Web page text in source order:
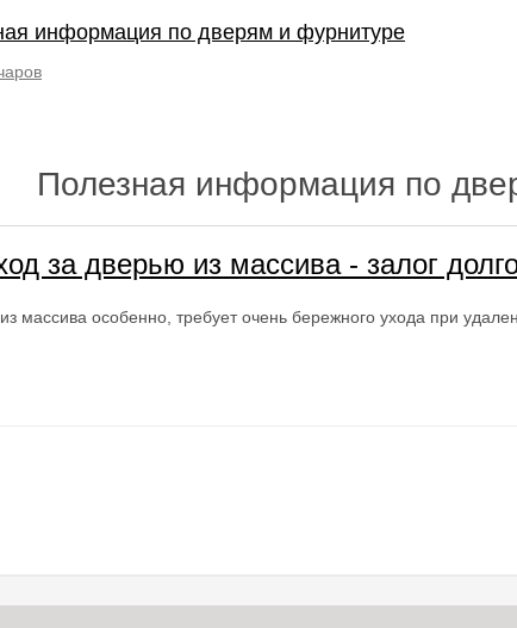
информация по дверям и фурнитуре
Полезная информация по
за дверью из массива - залог
массива особенно, требует очень бережного ухода при